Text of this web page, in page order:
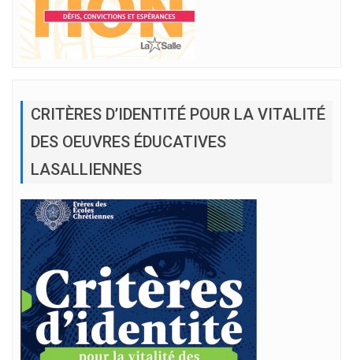
CRITÈRES D’IDENTITÉ POUR LA VITALITÉ
DES OEUVRES ÉDUCATIVES
LASALLIENNES